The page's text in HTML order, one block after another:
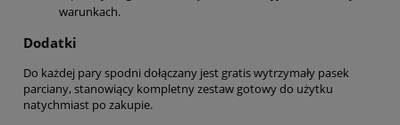
warunkach.
Dodatki
Do każdej pary spodni dołączany jest gratis wytrzymały pasek
parciany, stanowiący kompletny zestaw gotowy do użytku
natychmiast po zakupie.